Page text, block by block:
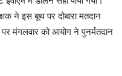
ने इस बूथ पर दोबारा मतदान
मंगलवार को आयोग ने पुनर्मतदान